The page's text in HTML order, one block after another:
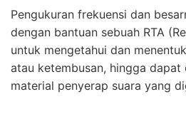
Pengukuran frekuensi dan
dengan bantuan sebuah RTA
untuk mengetahui dan
atau ketembusan, hingga dapat
material penyerap suara yang